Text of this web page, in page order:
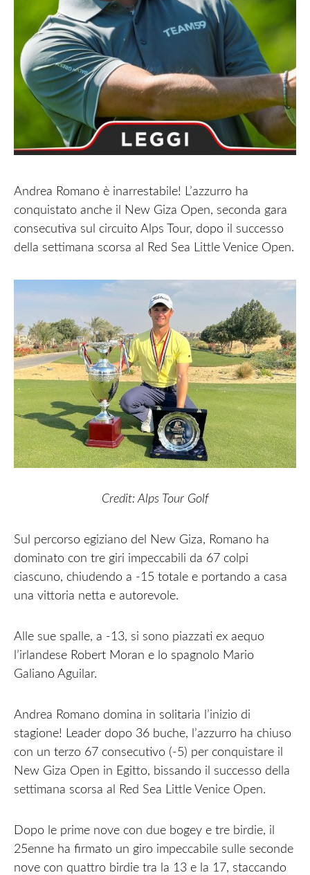
Andrea Romano è inarrestabile! L’azzurro ha
conquistato anche il New Giza Open, seconda gara
consecutiva sul circuito Alps Tour, dopo il successo
della settimana scorsa al Red Sea Little Venice Open.
Credit: Alps Tour Golf
Sul percorso egiziano del New Giza, Romano ha
dominato con tre giri impeccabili da 67 colpi
ciascuno, chiudendo a -15 totale e portando a casa
una vittoria netta e autorevole.
Alle sue spalle, a -13, si sono piazzati ex aequo
l’irlandese Robert Moran e lo spagnolo Mario
Galiano Aguilar.
Andrea Romano domina in solitaria l’inizio di
stagione! Leader dopo 36 buche, l’azzurro ha chiuso
con un terzo 67 consecutivo (-5) per conquistare il
New Giza Open in Egitto, bissando il successo della
settimana scorsa al Red Sea Little Venice Open.
Dopo le prime nove con due bogey e tre birdie, il
25enne ha firmato un giro impeccabile sulle seconde
nove con quattro birdie tra la 13 e la 17, staccando